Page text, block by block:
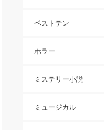
ベストテン
ホラー
ミステリー小説
ミュージカル